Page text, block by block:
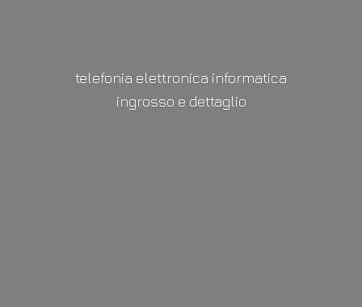
telefonia elettronica informatica
ingrosso e dettaglio